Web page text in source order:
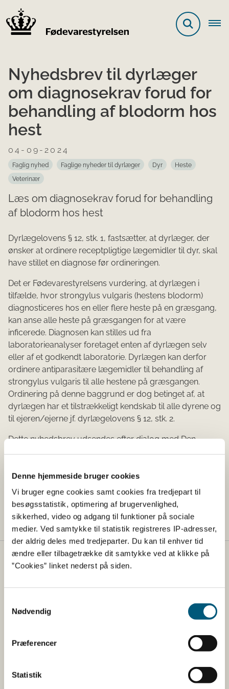
Denne hjemmeside bruger cookies
Vi bruger egne cookies samt cookies fra tredjepart til
besøgsstatistik, optimering af brugervenlighed,
sikkerhed, video og adgang til funktioner på sociale
medier. Ved samtykke til statistik registreres IP-adresser,
der aldrig deles med tredjeparter. Du kan til enhver tid
ændre eller tilbagetrække dit samtykke ved at klikke på
”Cookies” linket nederst på siden.
Nødvendig
Præferencer
Statistik
Nyhedsbrev til dyrlæger
om diagnosekrav forud for
behandling af blodorm hos
hest
04-09-2024
Faglig nyhed Faglige nyheder til dyrlæger Dyr
Heste
Veterinær
Læs om diagnosekrav forud for behandling
af blodorm hos hest
Dyrlægelovens § 12, stk. 1, fastsætter, at dyrlæger, der
ønsker at ordinere receptpligtige lægemidler til dyr, skal
have stillet en diagnose før ordineringen.
Det er Fødevarestyrelsens vurdering, at dyrlægen i
tilfælde, hvor strongylus vulgaris (hestens blodorm)
diagnosticeres hos en eller flere heste på en græsgang,
kan anse alle heste på græsgangen for at være
inficerede. Diagnosen kan stilles ud fra
laboratorieanalyser foretaget enten af dyrlægen selv
eller af et godkendt laboratorie. Dyrlægen kan derfor
ordinere antiparasitære lægemidler til behandling af
strongylus vulgaris til alle hestene på græsgangen.
Ordinering på denne baggrund er dog betinget af, at
dyrlægen har et tilstrækkeligt kendskab til alle dyrene og
til ejeren/ejerne jf. dyrlægelovens § 12, stk. 2.
Dette nyhedsbrev udsendes efter dialog med Den
hestedyrlæger.
Læs mere på DDD’s hjemmeside om parasitkontrol
hos heste
Fødevarestyrelsen
fødevarekæden fra jord til bord med fokus på
dyresundhed og sikker, sund mad. Vi står bag De
officielle Kostråd og smileykontroller, som du kender
fra cafeer, restauranter og supermarkeder.
Kontakt